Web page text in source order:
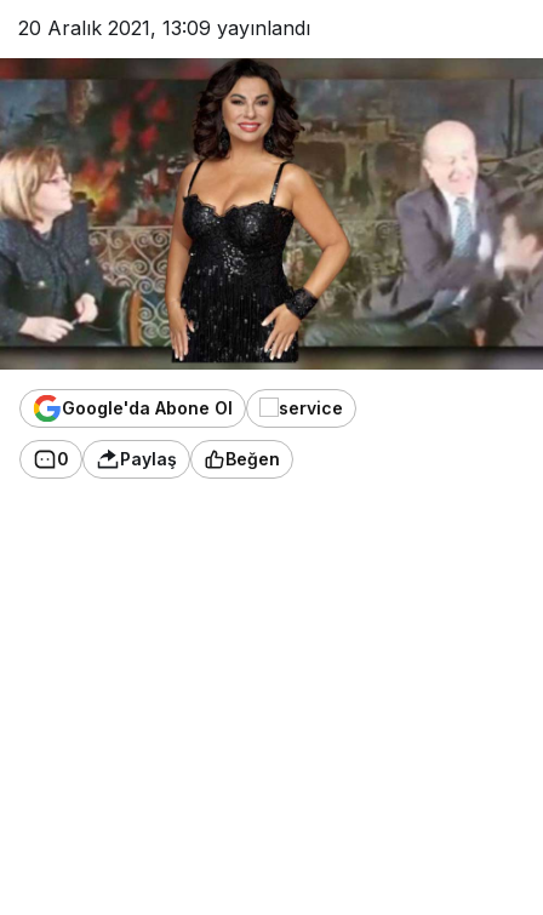
20 Aralık 2021, 13:09 yayınlandı
Google'da Abone Ol
0 Paylaş Beğen